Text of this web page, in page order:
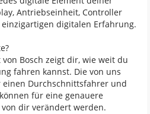
Antriebseinheit, Controller
einzigartigen digitalen Erfahrung.
Bosch zeigt dir, wie weit du
fahren kannst. Die von uns
Durchschnittsfahrer und
für eine genauere
dir verändert werden.